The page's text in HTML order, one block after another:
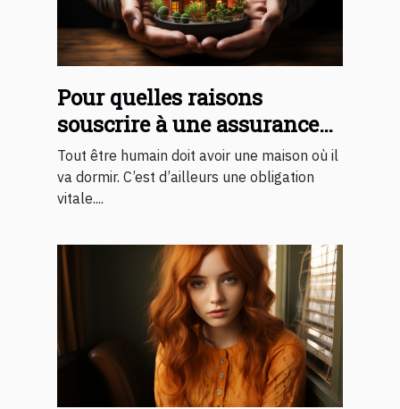
Pour quelles raisons
souscrire à une assurance
habitation ?
Tout être humain doit avoir une maison où il
va dormir. C’est d’ailleurs une obligation
vitale....